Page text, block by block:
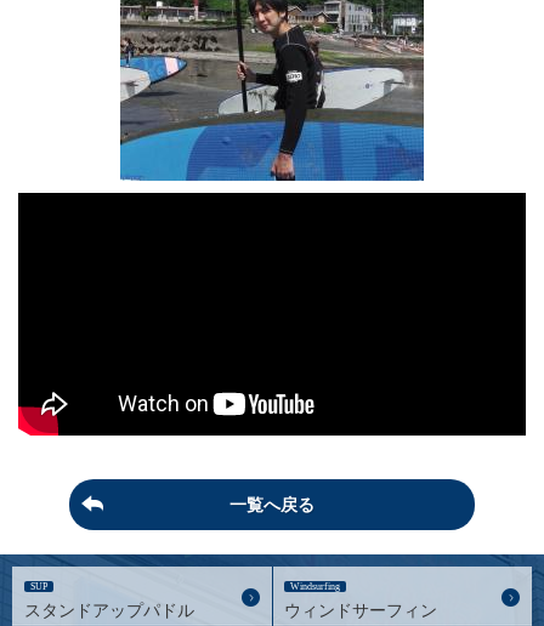
一覧へ戻る
SUP
スタンドアップパドル
Windsurfing
ウィンドサーフィン